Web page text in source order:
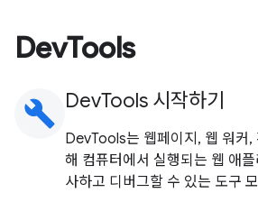
DevTools
build DevTools 시작하기
DevTools는 웹페이지, 웹 워커,
해 컴퓨터에서 실행되는 웹 애
사하고 디버그할 수 있는 도구